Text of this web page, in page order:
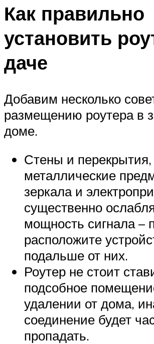
Как правильно
установить
даче
Добавим несколько
размещению роутера в
доме.
Стены и перекрытия,
металлические
зеркала и
существенно
мощность сигнала –
расположите
подальше от них.
Роутер не стоит
подсобное
удалении от дома,
соединение будет
пропадать.